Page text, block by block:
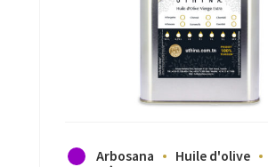
Arbosana
Huile d'olive